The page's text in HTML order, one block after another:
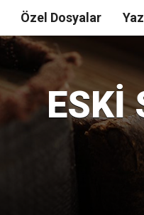
Özel Dosyalar
ESKI